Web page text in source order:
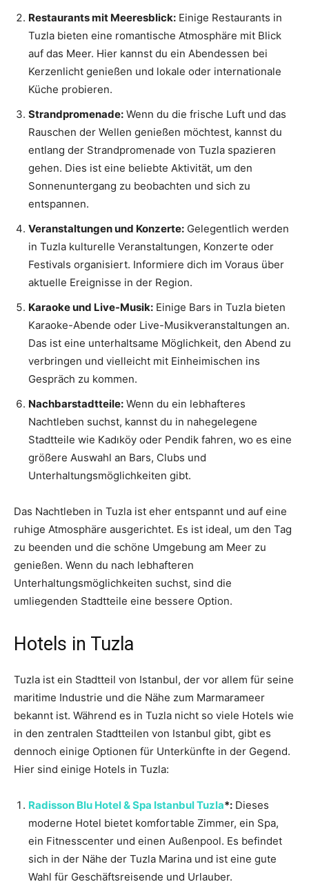
Restaurants mit Meeresblick: Einige Restaurants in
Tuzla bieten eine romantische Atmosphäre mit Blick
auf das Meer. Hier kannst du ein Abendessen bei
Kerzenlicht genießen und lokale oder internationale
Küche probieren.
Strandpromenade: Wenn du die frische Luft und das
Rauschen der Wellen genießen möchtest, kannst du
entlang der Strandpromenade von Tuzla spazieren
gehen. Dies ist eine beliebte Aktivität, um den
Sonnenuntergang zu beobachten und sich zu
entspannen.
Veranstaltungen und Konzerte: Gelegentlich werden
in Tuzla kulturelle Veranstaltungen, Konzerte oder
Festivals organisiert. Informiere dich im Voraus über
aktuelle Ereignisse in der Region.
Karaoke und Live-Musik: Einige Bars in Tuzla bieten
Karaoke-Abende oder Live-Musikveranstaltungen an.
Das ist eine unterhaltsame Möglichkeit, den Abend zu
verbringen und vielleicht mit Einheimischen ins
Gespräch zu kommen.
Nachbarstadtteile: Wenn du ein lebhafteres
Nachtleben suchst, kannst du in nahegelegene
Stadtteile wie Kadıköy oder Pendik fahren, wo es eine
größere Auswahl an Bars, Clubs und
Unterhaltungsmöglichkeiten gibt.
Das Nachtleben in Tuzla ist eher entspannt und auf eine
ruhige Atmosphäre ausgerichtet. Es ist ideal, um den Tag
zu beenden und die schöne Umgebung am Meer zu
genießen. Wenn du nach lebhafteren
Unterhaltungsmöglichkeiten suchst, sind die
umliegenden Stadtteile eine bessere Option.
Hotels in Tuzla
Tuzla ist ein Stadtteil von Istanbul, der vor allem für seine
maritime Industrie und die Nähe zum Marmarameer
bekannt ist. Während es in Tuzla nicht so viele Hotels wie
in den zentralen Stadtteilen von Istanbul gibt, gibt es
dennoch einige Optionen für Unterkünfte in der Gegend.
Hier sind einige Hotels in Tuzla:
Radisson Blu Hotel & Spa Istanbul Tuzla*: Dieses
moderne Hotel bietet komfortable Zimmer, ein Spa,
ein Fitnesscenter und einen Außenpool. Es befindet
sich in der Nähe der Tuzla Marina und ist eine gute
Wahl für Geschäftsreisende und Urlauber.